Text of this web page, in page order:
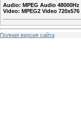
Audio: MPEG Audio
Video: MPEG2 Video
Полная версия сайта